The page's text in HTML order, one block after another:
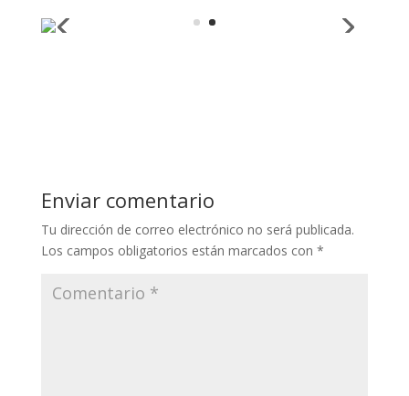
Enviar comentario
Tu dirección de correo electrónico no será publicada.
Los campos obligatorios están marcados con *